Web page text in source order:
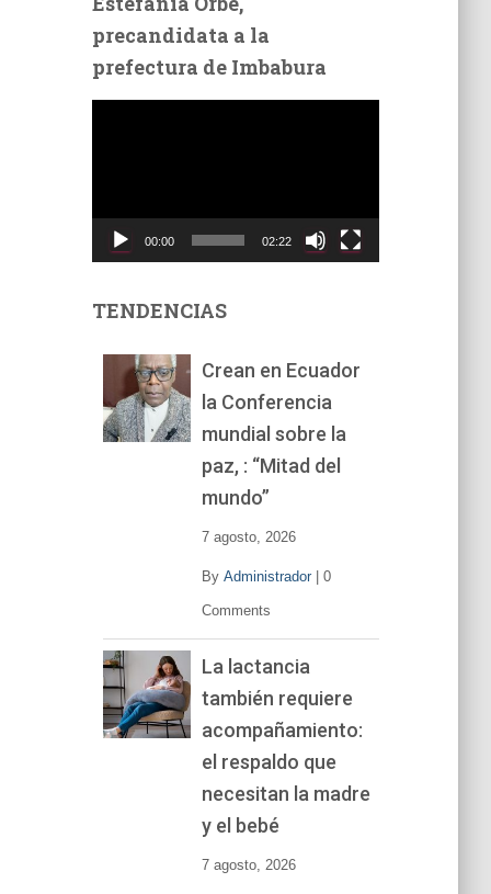
precandidata a la
prefectura de Imbabura
t
00:00 02:22
TENDENCIAS
Crean en Ecuador
la Conferencia
mundial sobre la
paz, : “Mitad del
mundo”
7 agosto, 2026
By Administrador| 0
Comments
La lactancia
también requiere
acompañamiento:
el respaldo que
necesitan la madre
y el bebé
7 agosto, 2026